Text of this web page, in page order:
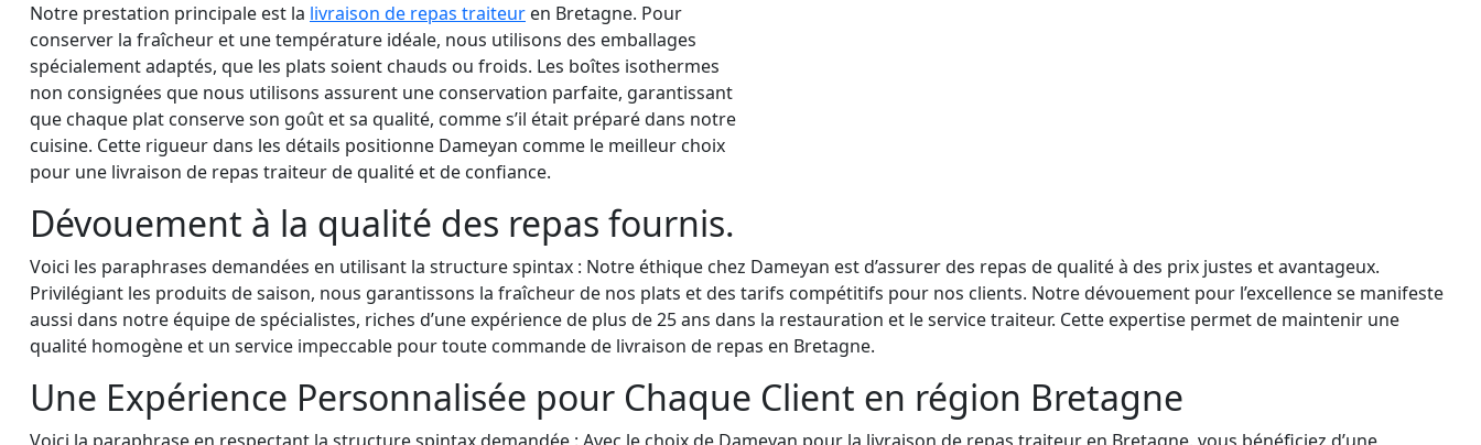
Notre prestation principale est la livraison de repas traiteur en Bretagne. Pour
conserver la fraîcheur et une température idéale, nous utilisons des emballages
spécialement adaptés, que les plats soient chauds ou froids. Les boîtes isothermes
non consignées que nous utilisons assurent une conservation parfaite, garantissant
que chaque plat conserve son goût et sa qualité, comme s’il était préparé dans notre
cuisine. Cette rigueur dans les détails positionne Dameyan comme le meilleur choix
pour une livraison de repas traiteur de qualité et de confiance.
Dévouement à la qualité des repas fournis.
Voici les paraphrases demandées en utilisant la structure spintax : Notre éthique chez Dameyan est d’assurer des repas de qualité à des prix justes et avantageux.
Privilégiant les produits de saison, nous garantissons la fraîcheur de nos plats et des tarifs compétitifs pour nos clients. Notre dévouement pour l’excellence se manifeste
aussi dans notre équipe de spécialistes, riches d’une expérience de plus de 25 ans dans la restauration et le service traiteur. Cette expertise permet de maintenir une
qualité homogène et un service impeccable pour toute commande de livraison de repas en Bretagne.
Une Expérience Personnalisée pour Chaque Client en région Bretagne